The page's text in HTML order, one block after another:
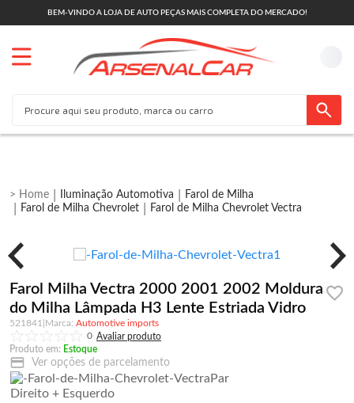
BEM-VINDO A LOJA DE AUTO PEÇAS MAIS COMPLETA DO MERCADO!
Iluminação Automotiva
Farol de Milha
Farol de Milha Chevrolet
Farol de Milha Chevrolet Vectra
Farol Milha Vectra 2000 2001 2002 Moldura
do Milha Lâmpada H3 Lente Estriada Vidro
521841
Automotive imports
0
Produto em: Estoque
Ver opções de parcelamento
Direito + Esquerdo